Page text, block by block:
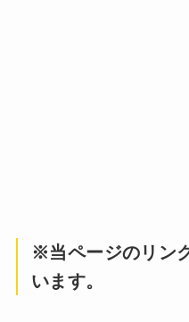
※当ページのリン
います。